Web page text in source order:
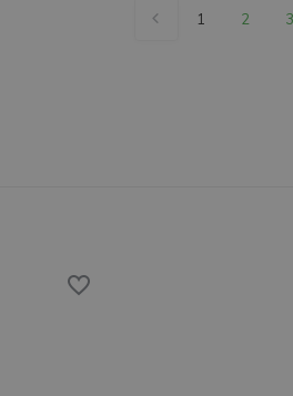
1 2 3